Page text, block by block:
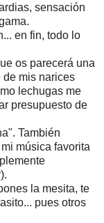
sensación
en fin, todo lo
os parecerá una
de mis narices
lechugas me
presupuesto de
También
música favorita
la mesita, te
pues otros